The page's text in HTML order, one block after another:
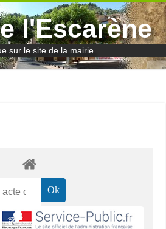
l'Escarène
sur le site de la mairie